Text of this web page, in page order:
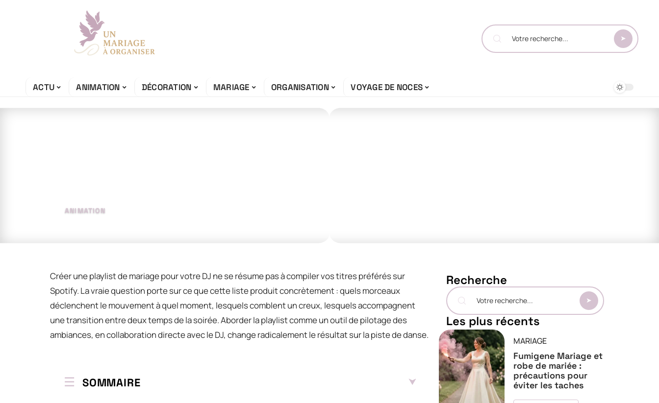
ACTU ANIMATION DÉCORATION MARIAGE ORGANISATION VOYAGE DE NOCES
ANIMATION
Créer une playlist de mariage pour votre DJ ne se résume pas à compiler vos titres préférés sur
Spotify. La vraie question porte sur ce que cette liste produit concrètement : quels morceaux
déclenchent le mouvement à quel moment, lesquels comblent un creux, lesquels accompagnent
une transition entre deux temps de la soirée. Aborder la playlist comme un outil de pilotage des
ambiances, en collaboration directe avec le DJ, change radicalement le résultat sur la piste de danse.
SOMMAIRE
Recherche
Les plus récents
MARIAGE
Fumigene Mariage et
robe de mariée :
précautions pour
éviter les taches